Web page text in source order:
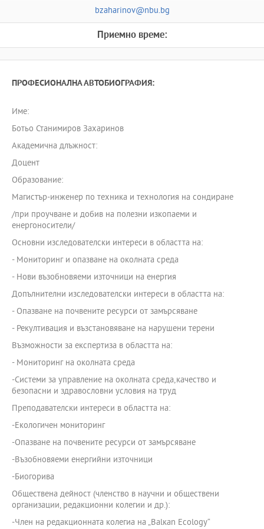
bzaharinov@nbu.bg
Приемно време:
ПРОФЕСИОНАЛНА АВТОБИОГРАФИЯ:
Име:
Ботьо Станимиров Захаринов
Академична длъжност:
Доцент
Образование:
Магистър-инженер по техника и технология на сондиране
/при проучване и добив на полезни изкопаеми и
енергоносители/
Основни изследователски интереси в областта на:
- Мониторинг и опазване на околната среда
- Нови възобновяеми източници на енергия
Допълнителни изследователски интереси в областта на:
- Опазване на почвените ресурси от замърсяване
- Рекултивация и възстановяване на нарушени терени
Възможности за експертиза в областта на:
- Мониторинг на околната среда
-Системи за управление на околната среда,качество и
безопасни и здравословни условия на труд
Преподавателски интереси в областта на:
-Екологичен мониторинг
-Опазване на почвените ресурси от замърсяване
-Възобновяеми енергийни източници
-Биогорива
Обществена дейност (членство в научни и обществени
организации, редакционни колегии и др.):
-Член на редакционната колегиа на „Balкan Ecology“